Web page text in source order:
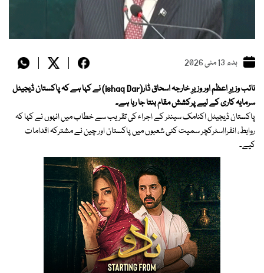
بدھ 13 مئی 2026
نائب وزیرِ اعظم اور وزیرِ خارجہ اسحاق ڈار(ishaq Dar) نے کہا ہے کہ پاکستان ڈیجیٹل
سرمایہ کاری کے لیے پرکشش مقام بنتا جا رہا ہے۔
پاکستان ڈیجیٹل اکنامک سینٹر کے اجراء کی تقریب سے خطاب میں انہوں نے کہا کہ
روابط، انفرااسٹرکچر سمیت کئی شعبوں میں پاکستان اور چین نے مشترکہ اقدامات
کیے۔